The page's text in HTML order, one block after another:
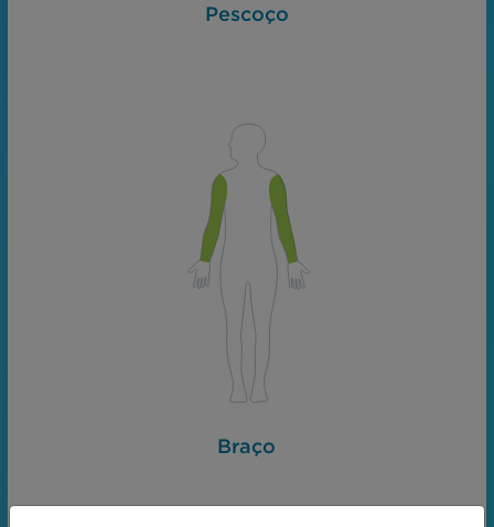
Pescoço
Braço